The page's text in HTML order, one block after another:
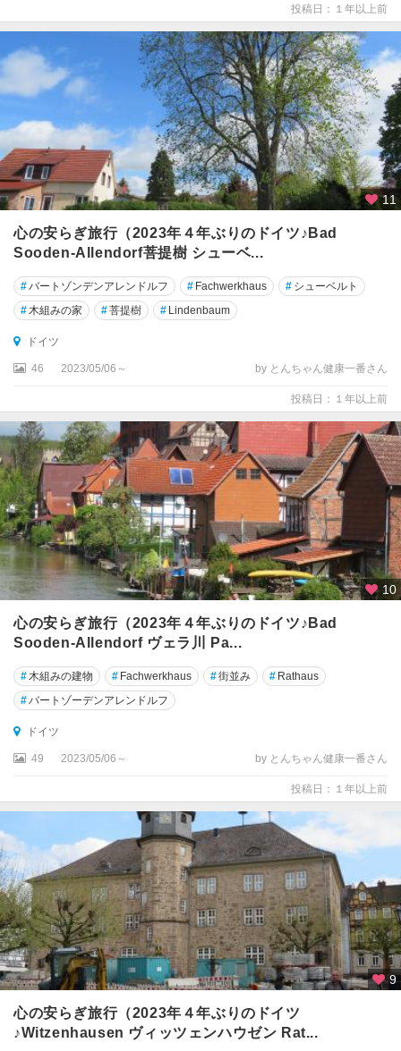
ヤ
レ
ヴ
ィ
ッ
ヒ
・
ホ
シ
ュ
イ
ン
シ
ュ
ヴ
ァ
ル
ツ
ヴ
ァ
ル
ト
シ
ュ
ヴ
ェ
リ
ン
ヴ
ェ
ー
ビ
ッ
シ
ュ
・
ハ
ル
ジ
ー
投稿日：１年以上前
11
心の安らぎ旅行（2023年４年ぶりのドイツ♪Bad
Sooden-Allendorf菩提樹 シューベ...
#バートゾンデンアレンドルフ # Fachwerkhaus # シューベルト
# 木組みの家 #菩提樹 # Lindenbaum
ドイツ
46 2023/05/06～ by とんちゃん健康一番さん
投稿日：１年以上前
10
心の安らぎ旅行（2023年４年ぶりのドイツ♪Bad
Sooden-Allendorf ヴェラ川 Pa...
# 木組みの建物 # Fachwerkhaus #街並み # Rathaus
#バートゾーデンアレンドルフ
ドイツ
49 2023/05/06～ by とんちゃん健康一番さん
投稿日：１年以上前
9
心の安らぎ旅行（2023年４年ぶりのドイツ
♪Witzenhausen ヴィッツェンハウゼン Rat...